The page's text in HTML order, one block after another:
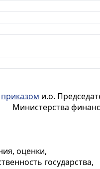
приказом и.о.
Министерства
оценки,
государства,